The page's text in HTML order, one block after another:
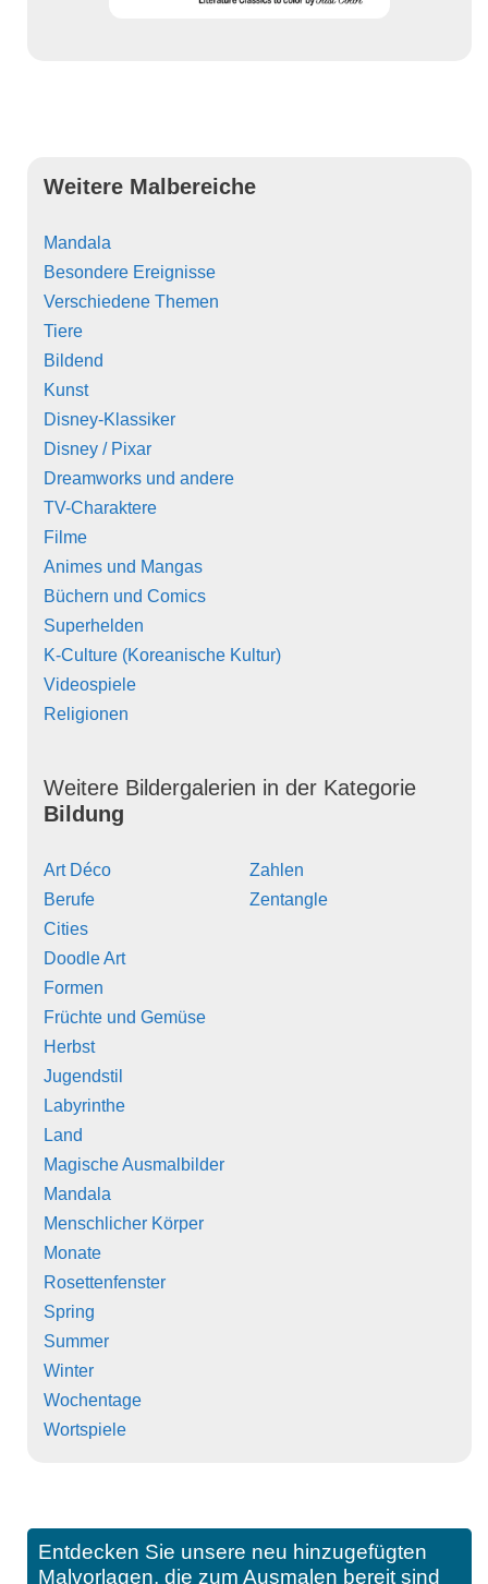
Weitere Malbereiche
Mandala
Besondere Ereignisse
Verschiedene Themen
Tiere
Bildend
Kunst
Disney-Klassiker
Disney / Pixar
Dreamworks und andere
TV-Charaktere
Filme
Animes und Mangas
Büchern und Comics
Superhelden
K-Culture (Koreanische Kultur)
Videospiele
Religionen
Weitere Bildergalerien in der Kategorie
Bildung
Art Déco
Berufe
Cities
Doodle Art
Formen
Früchte und Gemüse
Herbst
Jugendstil
Labyrinthe
Land
Magische Ausmalbilder
Mandala
Menschlicher Körper
Monate
Rosettenfenster
Spring
Summer
Winter
Wochentage
Wortspiele
Zahlen
Zentangle
Entdecken Sie unsere neu hinzugefügten
Malvorlagen, die zum Ausmalen bereit sind